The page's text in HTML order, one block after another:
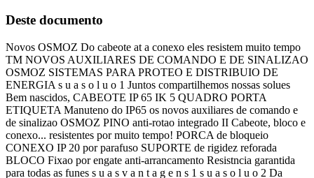
Deste documento
Novos OSMOZ Do cabeote at a conexo eles resistem muito tempo
TM NOVOS AUXILIARES DE COMANDO E DE SINALIZAO
OSMOZ SISTEMAS PARA PROTEO E DISTRIBUIO DE
ENERGIA s u a s o l u o 1 Juntos compartilhemos nossas solues
Bem nascidos, CABEOTE IP 65 IK 5 QUADRO PORTA
ETIQUETA Manuteno do IP65 os novos auxiliares de comando e
de sinalizao OSMOZ PINO anti-rotao integrado II Cabeote, bloco e
conexo... resistentes por muito tempo! PORCA de bloqueio
CONEXO IP 20 por parafuso SUPORTE de rigidez reforada
BLOCO Fixao por engate anti-arrancamento Resistncia garantida
para todas as funes s u a s v a n t a g e n s 1 s u a s o l u o 2 Da